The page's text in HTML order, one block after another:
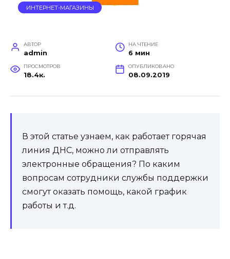
ИНТЕРНЕТ-МАГАЗИНЫ
АВТОР
admin
НА ЧТЕНИЕ
6 мин
ПРОСМОТРОВ
18.4к.
ОПУБЛИКОВАНО
08.09.2019
В этой статье узнаем, как работает горячая
линия ДНС, можно ли отправлять
электронные обращения? По каким
вопросам сотрудники службы поддержки
смогут оказать помощь, какой график
работы и т.д.